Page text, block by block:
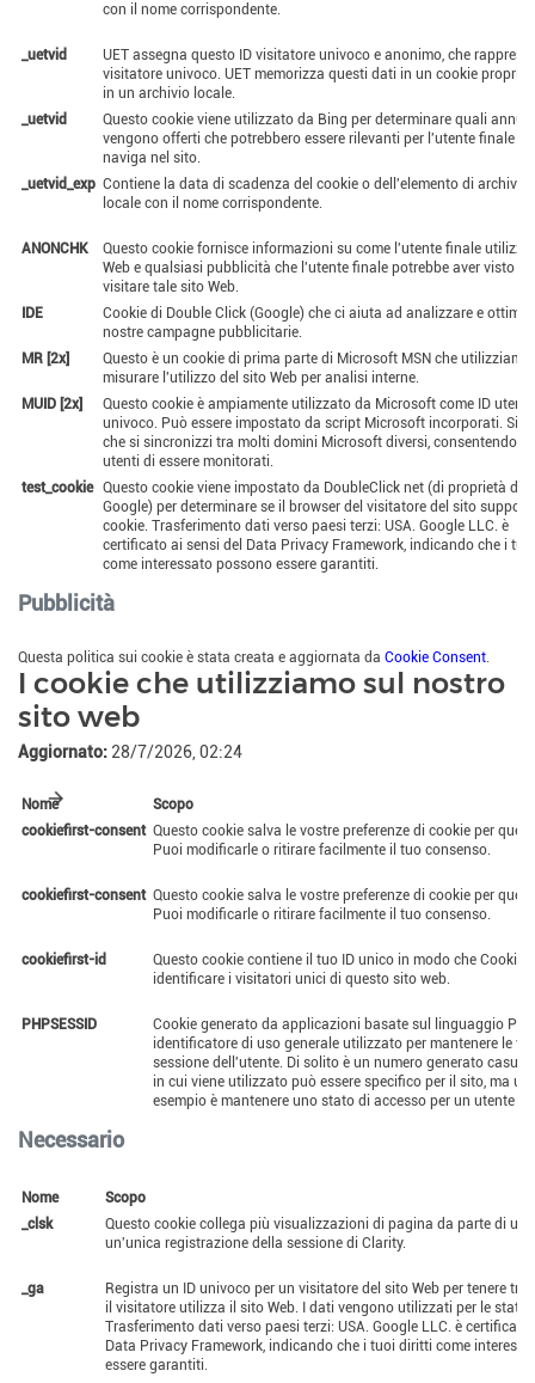
Pubblicità
con il nome corrispondente.
_uetvid
UET assegna questo ID visitatore univoco e anonimo, che
visitatore univoco. UET memorizza questi dati in un cookie
in un archivio locale.
_uetvid
Questo cookie viene utilizzato da Bing per determinare quali
vengono offerti che potrebbero essere rilevanti per l'utente finale
naviga nel sito.
_uetvid_exp Contiene la data di scadenza del cookie o dell'elemento di
locale con il nome corrispondente.
ANONCHK
Questo cookie fornisce informazioni su come l'utente finale
Web e qualsiasi pubblicità che l'utente finale potrebbe aver visto
visitare tale sito Web.
IDE
Cookie di Double Click (Google) che ci aiuta ad analizzare e
nostre campagne pubblicitarie.
MR [2x]
Questo è un cookie di prima parte di Microsoft MSN che utilizziamo
misurare l'utilizzo del sito Web per analisi interne.
MUID [2x]
Questo cookie è ampiamente utilizzato da Microsoft come ID utente
univoco. Può essere impostato da script Microsoft incorporati. Si
che si sincronizzi tra molti domini Microsoft diversi, consentendo
utenti di essere monitorati.
test_cookie Questo cookie viene impostato da DoubleClick net (di proprietà di
Google) per determinare se il browser del visitatore del sito
cookie. Trasferimento dati verso paesi terzi: USA. Google LLC. è
certificato ai sensi del Data Privacy Framework, indicando che i
come interessato possono essere garantiti.
Questa politica sui cookie è stata creata e aggiornata da Cookie Consent.
I cookie che utilizziamo sul nostro
sito web
Aggiornato: 28/7/2026, 02:24
Necessario
Nome
Scopo
cookiefirst-consent Questo cookie salva le vostre preferenze di cookie per
Puoi modificarle o ritirare facilmente il tuo consenso.
cookiefirst-consent Questo cookie salva le vostre preferenze di cookie per
Puoi modificarle o ritirare facilmente il tuo consenso.
cookiefirst-id
Questo cookie contiene il tuo ID unico in modo che
identificare i visitatori unici di questo sito web.
PHPSESSID
Cookie generato da applicazioni basate sul linguaggio
identificatore di uso generale utilizzato per mantenere le
sessione dell'utente. Di solito è un numero generato
in cui viene utilizzato può essere specifico per il sito, ma un
esempio è mantenere uno stato di accesso per un utente
Nome
Scopo
_clsk
Questo cookie collega più visualizzazioni di pagina da parte di un
un'unica registrazione della sessione di Clarity.
_ga
Registra un ID univoco per un visitatore del sito Web per tenere
il visitatore utilizza il sito Web. I dati vengono utilizzati per le
Trasferimento dati verso paesi terzi: USA. Google LLC. è certificato
Data Privacy Framework, indicando che i tuoi diritti come
essere garantiti.